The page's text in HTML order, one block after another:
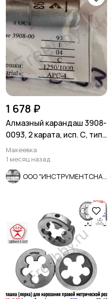
1 678 ₽
Алмазный карандаш 3908-
0093, 2 карата, исп. С, тип
04, зерн 1250/1000.
Макеевка
1 месяц назад